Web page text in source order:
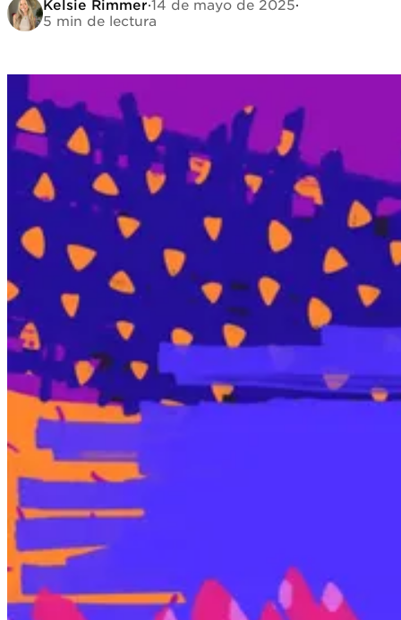
Kelsie Rimmer·14 de mayo de 2025·
5 min de lectura